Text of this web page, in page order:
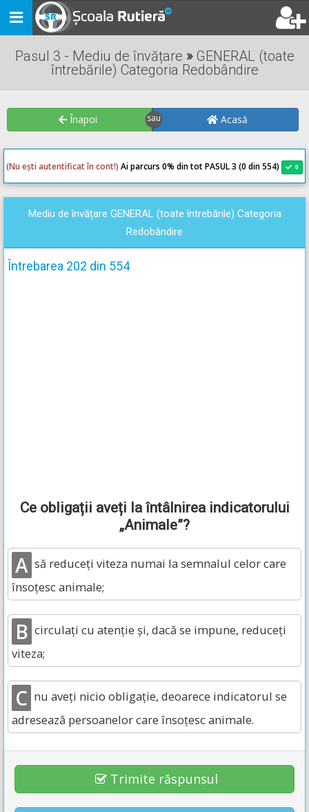
Toggle
navigation
Pasul 3 - Mediu de învățare »GENERAL (toate
întrebările) Categoria Redobândire
Înapoi Acasă
(Nu ești autentificat în cont!) Ai parcurs 0% din tot PASUL 3 (0 din 554) 0
0
Mediu de învățare GENERAL (toate întrebările) Categoria
Redobândire
Întrebarea 202 din 554
Ce obligații aveți la întâlnirea indicatorului
„Animale”?
A să reduceți viteza numai la semnalul celor care
însoțesc animale;
B circulați cu atenție și, dacă se impune, reduceți
viteza;
C nu aveți nicio obligație, deoarece indicatorul se
adresează persoanelor care însoțesc animale.
Trimite răspunsul